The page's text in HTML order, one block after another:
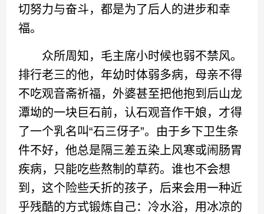
切努力与奋斗，都是为了后人的进步和幸
福。
众所周知，毛主席小时候也弱不禁风。
排行老三的他，年幼时体弱多病，母亲不得
不吃观音斋祈福，外婆甚至把他抱到后山龙
潭坳的一块巨石前，认石观音作干娘，才得
了一个乳名叫“石三伢子”。由于乡下卫生条
件不好，他总是隔三差五染上风寒或闹肠胃
疾病，只能吃些熬制的草药。谁也不会想
到，这个险些夭折的孩子，后来会用一种近
乎残酷的方式锻炼自己：冷水浴，用冰凉的